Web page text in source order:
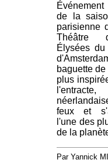
de la
parisienne
Théâtre
Élysées du
baguette
plus
feux et
l'une des
de la
Par Yannick